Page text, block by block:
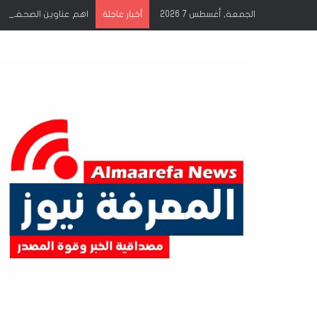
الجمعة, أغسطس 7 2026 أخبار عاجلة اهم عناوين الصحف